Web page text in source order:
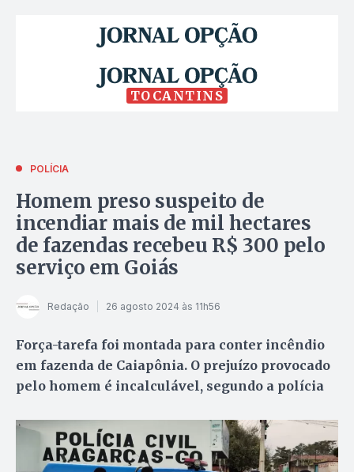
TOCANTINS
POLÍCIA
Homem preso suspeito de
incendiar mais de mil hectares
de fazendas recebeu R$ 300 pelo
serviço em Goiás
Redação 26 agosto 2024 às 11h56
Força-tarefa foi montada para conter incêndio
em fazenda de Caiapônia. O prejuízo provocado
pelo homem é incalculável, segundo a polícia